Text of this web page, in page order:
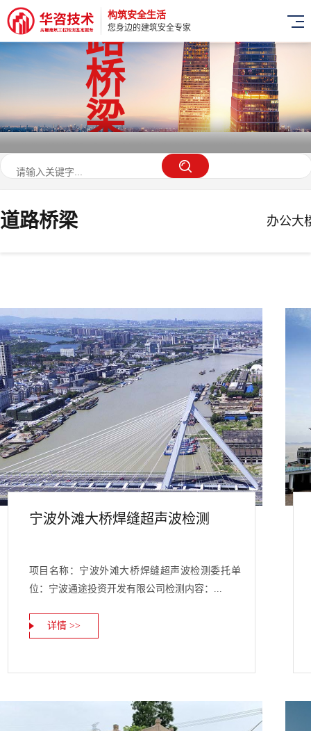
构筑安全生活
您身边的建筑安全专家
路
桥
梁
道路桥梁 办公大
宁波外滩大桥焊缝超声波检测
项目名称：宁波外滩大桥焊缝超声波检测委托单
位：宁波通途投资开发有限公司检测内容：...
详情 >>